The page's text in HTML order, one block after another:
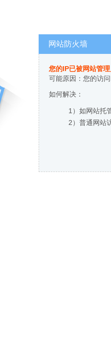
网站防火墙
您的IP已被网站管
可能原因：您的访
如何解决：
1）如网站托
2）普通网站